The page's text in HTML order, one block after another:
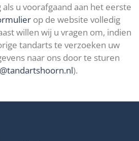
u voorafgaand aan het eerste
op de website volledig
willen wij u vragen om, indien
tandarts te verzoeken uw
naar ons door te sturen
).